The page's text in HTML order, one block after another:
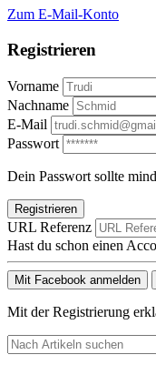
Zum E-Mail-Konto
Registrieren
Vorname
Nachname
E-Mail
Passwort
Dein Passwort sollte
Registrieren
URL Referenz
Hast du schon einen
Mit Facebook anmelden
Mit der Registrierung